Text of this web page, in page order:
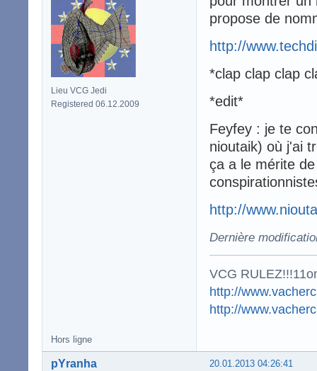
Lieu VCG Jedi
Registered 06.12.2009
propose de
http://
*clap clap clap
*edit*
Feyfey : je te
nioutaik) où j'ai
ça a le mérite
http://
Dernière
VCG
http://
http://
Hors ligne
20.01.2013 04:26:41
pYranha